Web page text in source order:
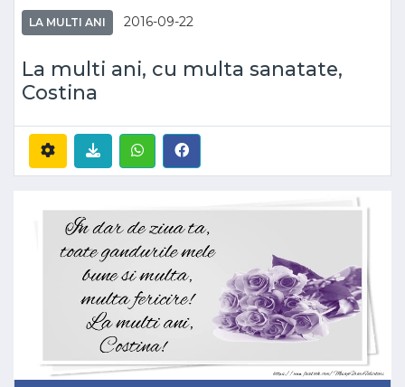
LA MULTI ANI 2016-09-22
La multi ani, cu multa sanatate,
Costina